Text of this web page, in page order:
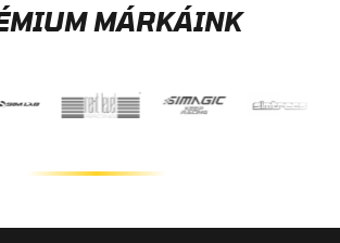
MÁRKÁINK